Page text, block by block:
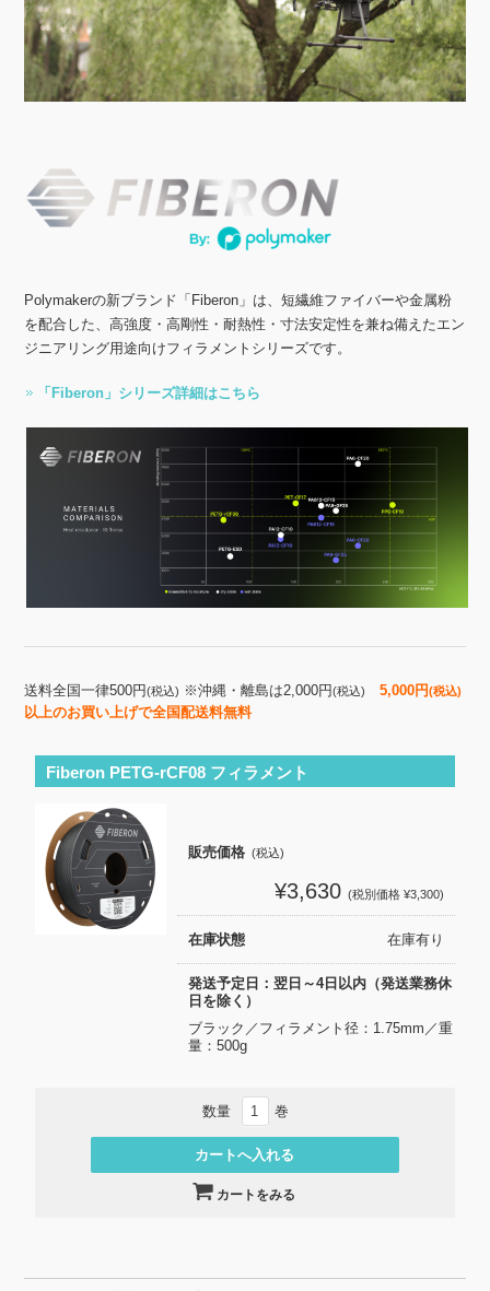
Polymakerの新ブランド「Fiberon」は、短繊維ファイバーや金属粉
を配合した、高強度・高剛性・耐熱性・寸法安定性を兼ね備えたエン
ジニアリング用途向けフィラメントシリーズです。
「Fiberon」シリーズ詳細はこちら
送料全国一律500円(税込) ※沖縄・離島は2,000円(税込) 5,000円(税込)
以上のお買い上げで全国配送料無料
Fiberon PETG-rCF08 フィラメント
販売価格 (税込)
¥3,630 (税別価格 ¥3,300)
在庫状態 在庫有り
発送予定日：翌日～4日以内（発送業務休
日を除く）
ブラック／フィラメント径：1.75mm／重
量：500g
数量 巻
カートをみる